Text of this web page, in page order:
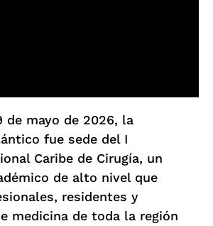
de mayo de 2026, la
fue sede del I
Caribe de Cirugía, un
de alto nivel que
residentes y
medicina de toda la región